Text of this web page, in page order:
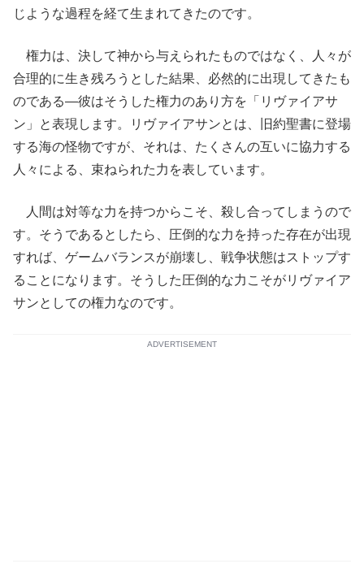
じような過程を経て生まれてきたのです。
権力は、決して神から与えられたものではなく、人々が
合理的に生き残ろうとした結果、必然的に出現してきたも
のである―彼はそうした権力のあり方を「リヴァイアサ
ン」と表現します。リヴァイアサンとは、旧約聖書に登場
する海の怪物ですが、それは、たくさんの互いに協力する
人々による、束ねられた力を表しています。
人間は対等な力を持つからこそ、殺し合ってしまうので
す。そうであるとしたら、圧倒的な力を持った存在が出現
すれば、ゲームバランスが崩壊し、戦争状態はストップす
ることになります。そうした圧倒的な力こそがリヴァイア
サンとしての権力なのです。
ADVERTISEMENT